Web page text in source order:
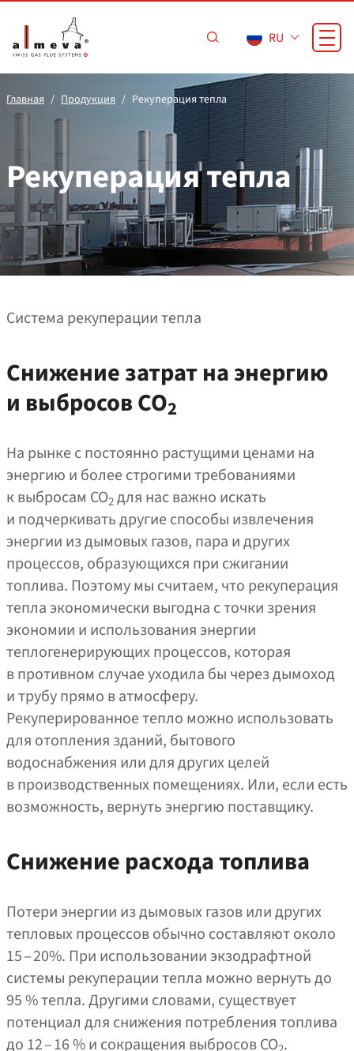
RU
Главная Продукция Рекуперация тепла
Рекуперация тепла
Система рекуперации тепла
Снижение затрат на энергию
и выбросов CO2
На рынке с постоянно растущими ценами на
энергию и более строгими требованиями
к выбросам CO2для нас важно искать
и подчеркивать другие способы извлечения
энергии из дымовых газов, пара и других
процессов, образующихся при сжигании
топлива. Поэтому мы считаем, что рекуперация
тепла экономически выгодна с точки зрения
экономии и использования энергии
теплогенерирующих процессов, которая
в противном случае уходила бы через дымоход
и трубу прямо в атмосферу.
Рекуперированное тепло можно использовать
для отопления зданий, бытового
водоснабжения или для других целей
в производственных помещениях. Или, если есть
возможность, вернуть энергию поставщику.
Снижение расхода топлива
Потери энергии из дымовых газов или других
тепловых процессов обычно составляют около
15 – 20%. При использовании экзодрафтной
системы рекуперации тепла можно вернуть до
95 % тепла. Другими словами, существует
потенциал для снижения потребления топлива
до 12 – 16 % и сокращения выбросов CO .